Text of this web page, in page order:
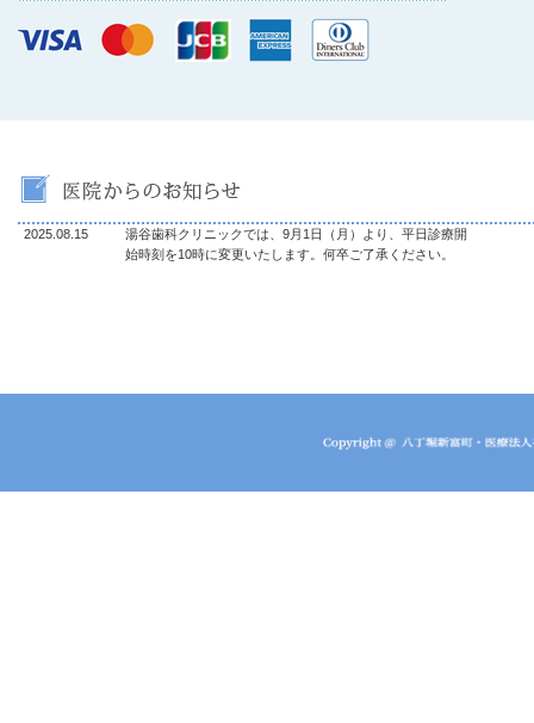
2025.08.15
湯谷歯科クリニックでは、9月1日（月）より、平日診療開
始時刻を10時に変更いたします。何卒ご了承ください。